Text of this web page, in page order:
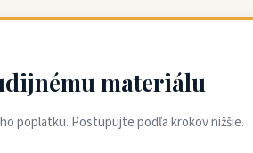
materiálu
poplatku. Postupujte podľa krokov nižšie.